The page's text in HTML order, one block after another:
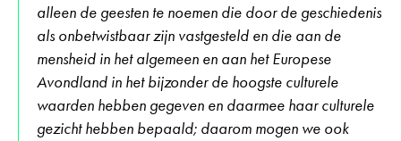
alleen de geesten te noemen die door de geschiedenis
als onbetwistbaar zijn vastgesteld en die aan de
mensheid in het algemeen en aan het Europese
Avondland in het bijzonder de hoogste culturele
waarden hebben gegeven en daarmee haar culturele
gezicht hebben bepaald; daarom mogen we ook